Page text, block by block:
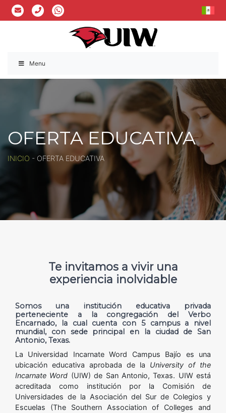
Menu
OFERTA EDUCATIVA
INICIO - OFERTA EDUCATIVA
Te invitamos a vivir una
experiencia inolvidable
Somos una institución educativa privada
perteneciente a la congregación del Verbo
Encarnado, la cual cuenta con 5 campus a nivel
mundial, con sede principal en la ciudad de San
Antonio, Texas.
La Universidad Incarnate Word Campus Bajío es una
ubicación educativa aprobada de la University of the
Incarnate Word (UIW) de San Antonio, Texas. UIW está
acreditada como institución por la Comisión de
Universidades de la Asociación del Sur de Colegios y
Escuelas (The Southern Association of Colleges and